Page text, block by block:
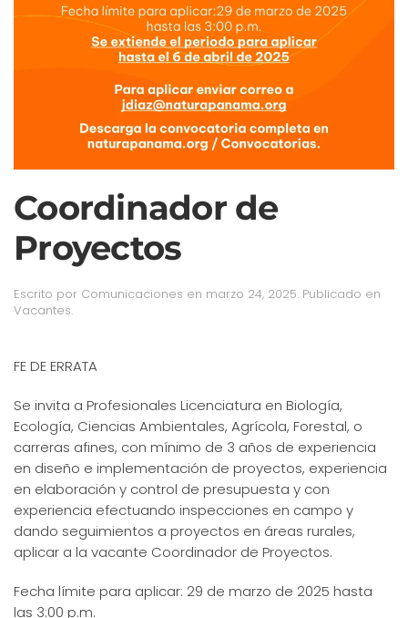
Coordinador de
Proyectos
Escrito por Comunicaciones en marzo 24, 2025. Publicado en
Vacantes.
FE DE ERRATA
Se invita a Profesionales Licenciatura en Biología,
Ecología, Ciencias Ambientales, Agrícola, Forestal, o
carreras afines, con mínimo de 3 años de experiencia
en diseño e implementación de proyectos, experiencia
en elaboración y control de presupuesta y con
experiencia efectuando inspecciones en campo y
dando seguimientos a proyectos en áreas rurales,
aplicar a la vacante Coordinador de Proyectos.
Fecha límite para aplicar: 29 de marzo de 2025 hasta
las 3:00 p.m.